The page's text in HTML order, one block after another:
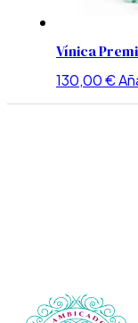
Tienda
Vínica
130,00€